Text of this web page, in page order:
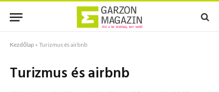
Kezdőlap » Turizmus és airbnb
Turizmus és airbnb